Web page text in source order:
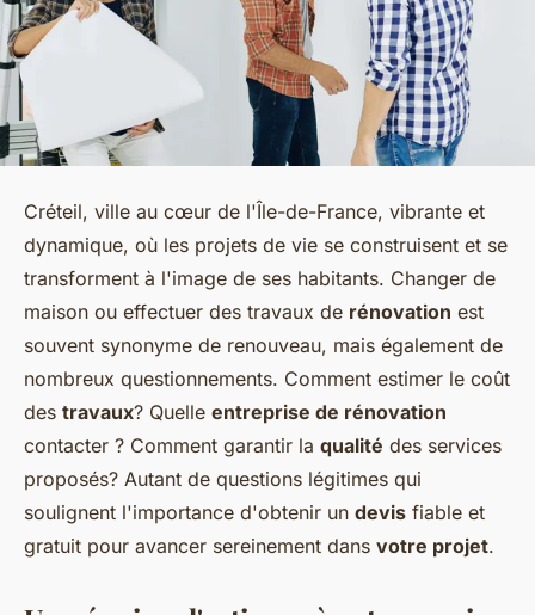
Créteil, ville au cœur de l'Île-de-France, vibrante et
dynamique, où les projets de vie se construisent et se
transforment à l'image de ses habitants. Changer de
maison ou effectuer des travaux de rénovation est
souvent synonyme de renouveau, mais également de
nombreux questionnements. Comment estimer le coût
des travaux? Quelle entreprise de rénovation
contacter ? Comment garantir la qualité des services
proposés? Autant de questions légitimes qui
soulignent l'importance d'obtenir un devis fiable et
gratuit pour avancer sereinement dans votre projet.